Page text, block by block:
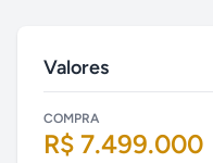
Valores
COMPRA
R$ 7.499.000